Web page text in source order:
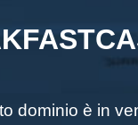
dominio è in